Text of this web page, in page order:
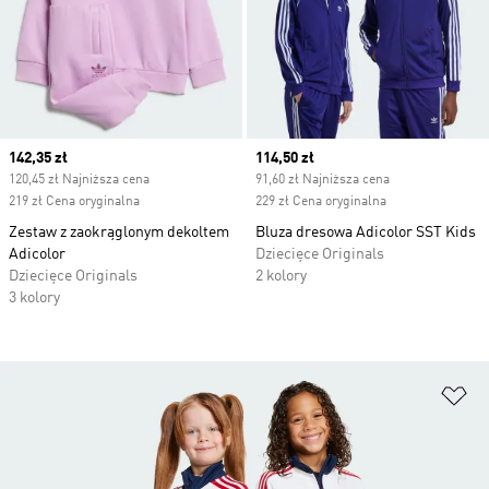
Current price
142,35 zł
120,45 zł Najniższa cena
219 zł Cena oryginalna
Zestaw z zaokrąglonym dekoltem
Adicolor
Dziecięce Originals
3 kolory
Current price
114,50 zł
91,60 zł Najniższa cena
229 zł Cena oryginalna
Bluza dresowa Adicolor SST Kids
Dziecięce Originals
2 kolory